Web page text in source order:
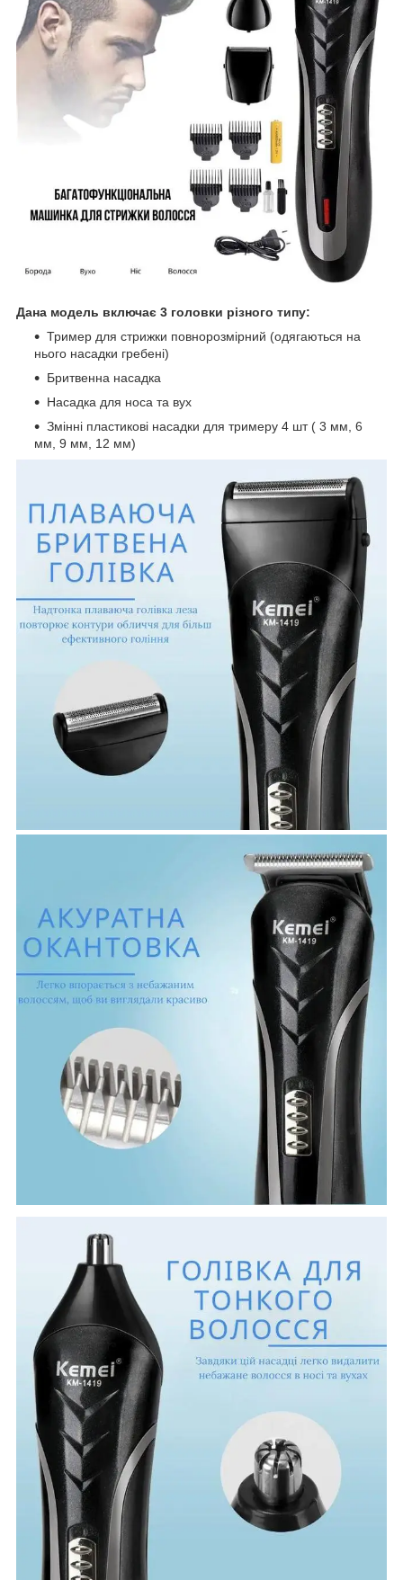
Дана модель включає 3 головки різного типу:
Тример для стрижки повнорозмірний (одягаються на
нього насадки гребені)
Бритвенна насадка
Насадка для носа та вух
Змінні пластикові насадки для тримеру 4 шт ( 3 мм, 6
мм, 9 мм, 12 мм)